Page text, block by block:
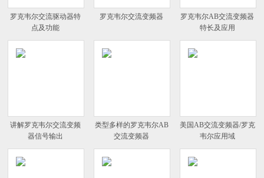
罗克韦尔交流驱动器特
点及功能
罗克韦尔交流变频器
罗克韦尔AB交流变频器
特长及应用
讲解罗克韦尔交流变频
器信号输出
类型多样的罗克韦尔AB
交流变频器
美国AB交流变频器/罗克
韦尔应用域